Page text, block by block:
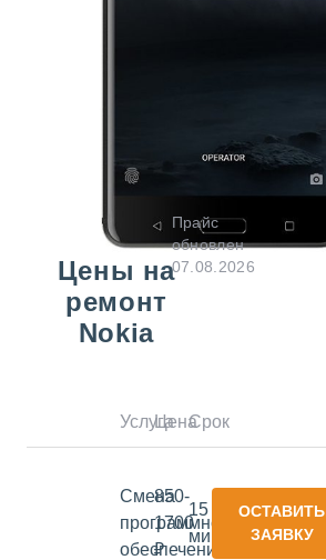
Цены на
ремонт
Nokia
Прайс
обновлен
07.08.2026
УслугаЦенаСрок
Смена
программного
обеспечения
850-
1700
₽
15
минут
ОСТАВИТЬ
ЗАЯВКУ